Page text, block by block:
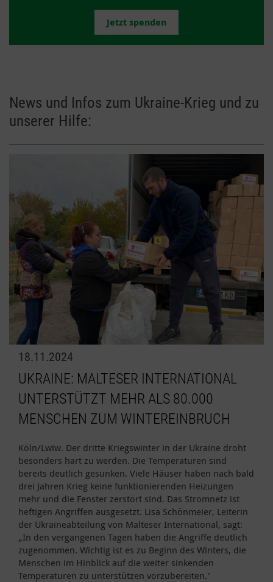
Jetzt spenden
News und Infos zum Ukraine-Krieg und zu
unserer Hilfe:
18.11.2024
UKRAINE: MALTESER INTERNATIONAL
UNTERSTÜTZT MEHR ALS 80.000
MENSCHEN ZUM WINTEREINBRUCH
Köln/Lwiw. Der dritte Kriegswinter in der Ukraine droht
besonders hart zu werden. Die Temperaturen sind
bereits deutlich gesunken. Viele Häuser haben nach bald
drei Jahren Krieg keine funktionierenden Heizungen
mehr und die Fenster zerstört sind. Das Stromnetz ist
heftigen Angriffen ausgesetzt. Lisa Schönmeier, Leiterin
der Ukraineabteilung von Malteser International, sagt:
„In den vergangenen Tagen haben die Angriffe deutlich
zugenommen. Wichtig ist es zu Beginn des Winters, die
Menschen im Hinblick auf die weiter sinkenden
Temperaturen zu unterstützen vorzubereiten."